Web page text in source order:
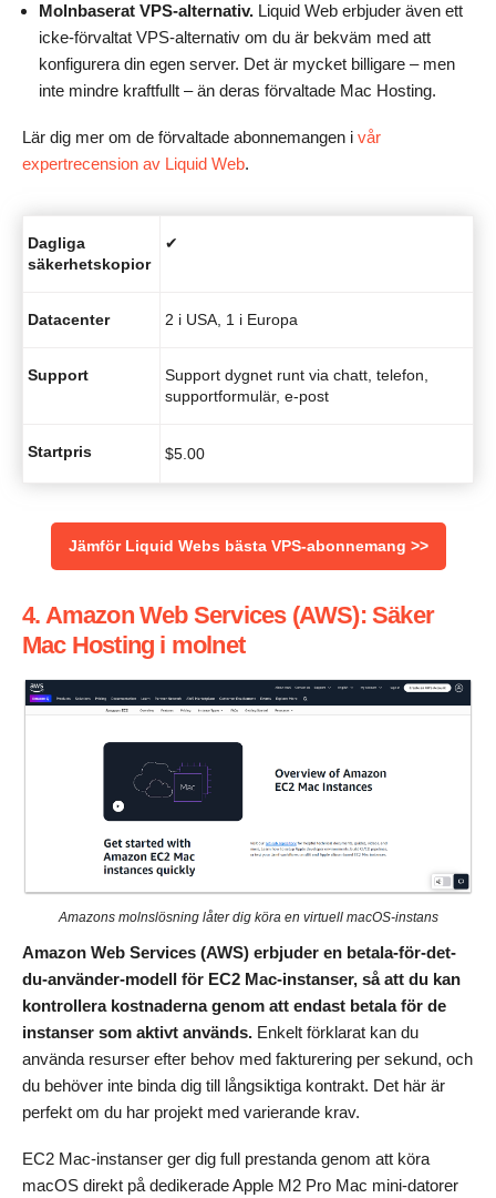
Molnbaserat VPS-alternativ. Liquid Web erbjuder även ett
icke-förvaltat VPS-alternativ om du är bekväm med att
konfigurera din egen server. Det är mycket billigare – men
inte mindre kraftfullt – än deras förvaltade Mac Hosting.
Lär dig mer om de förvaltade abonnemangen i vår
expertrecension av Liquid Web.
Dagliga
säkerhetskopior
✔
Datacenter 2 i USA, 1 i Europa
Support
Support dygnet runt via chatt, telefon,
supportformulär, e-post
Startpris $5.00
Jämför Liquid Webs bästa VPS-abonnemang >>
4. Amazon Web Services (AWS): Säker
Mac Hosting i molnet
Amazons molnslösning låter dig köra en virtuell macOS-instans
Amazon Web Services (AWS) erbjuder en betala-för-det-
du-använder-modell för EC2 Mac-instanser, så att du kan
kontrollera kostnaderna genom att endast betala för de
instanser som aktivt används. Enkelt förklarat kan du
använda resurser efter behov med fakturering per sekund, och
du behöver inte binda dig till långsiktiga kontrakt. Det här är
perfekt om du har projekt med varierande krav.
EC2 Mac-instanser ger dig full prestanda genom att köra
macOS direkt på dedikerade Apple M2 Pro Mac mini-datorer